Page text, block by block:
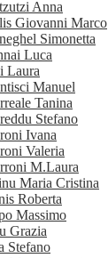
Anna
Giovanni Marco
Simonetta
Luca
Laura
Manuel
Tanina
Stefano
Ivana
Valeria
M.Laura
Maria Cristina
Roberta
Massimo
Grazia
Stefano